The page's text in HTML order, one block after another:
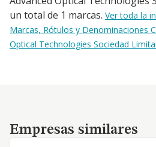
un total de 1 marcas. Ver toda la
Marcas, Rótulos y Denominaciones
Optical Technologies Sociedad
Empresas similares
Empresas similares